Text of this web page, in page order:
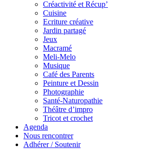
Créactivité et Récup’
Cuisine
Ecriture créative
Jardin partagé
Jeux
Macramé
Meli-Melo
Musique
Café des Parents
Peinture et Dessin
Photographie
Santé-Naturopathie
Théâtre d’impro
Tricot et crochet
Agenda
Nous rencontrer
Adhérer / Soutenir